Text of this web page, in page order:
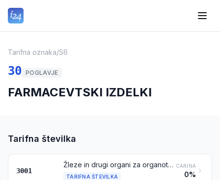
Tarifna oznaka/S6
30 POGLAVJE
FARMACEVTSKI IZDELKI
Tarifna številka
3001
Žleze in drugi organi za organoterapevtske namene, sušeni, tudi v prahu; ekstrakti iz žlez in drugih organov ali njihovih izločkov za organoterapevtske namene; heparin in njegove soli; druge človeške ali živalske snovi, pripravljene za terapevtske ali profilaktične namene, ki niso navedene in ne zajete na drugem mestu
TARIFNA ŠTEVILKA
CARINA
0%